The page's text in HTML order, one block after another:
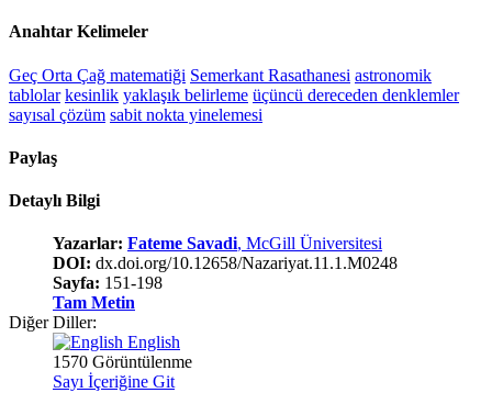
Anahtar Kelimeler
Geç Orta Çağ matematiği Semerkant Rasathanesi astronomik
tablolar kesinlik yaklaşık belirleme üçüncü dereceden denklemler
sayısal çözüm sabit nokta yinelemesi
Paylaş
Detaylı Bilgi
Yazarlar: Fateme Savadi, McGill Üniversitesi
DOI: dx.doi.org/10.12658/Nazariyat.11.1.M0248
Sayfa: 151-198
Tam Metin
Diğer Diller:
English
1570 Görüntülenme
Sayı İçeriğine Git